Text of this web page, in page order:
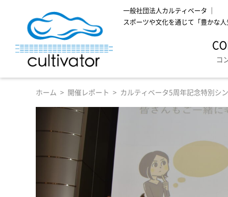
一般社団法人カルティベータ ｜
スポーツや文化を通じて「豊かな
コ
ホーム 開催レポート カルティベータ5周年記念特別シ